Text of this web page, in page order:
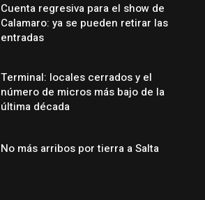
Cuenta regresiva para el show de
Calamaro: ya se pueden retirar las
entradas
Terminal: locales cerrados y el
número de micros más bajo de la
última década
No más arribos por tierra a Salta